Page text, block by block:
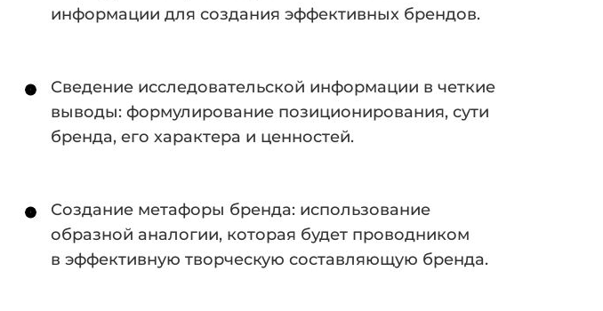
информации для создания эффективных брендов.
Сведение исследовательской информации в четкие
выводы: формулирование позиционирования, сути
бренда, его характера и ценностей.
Создание метафоры бренда: использование
образной аналогии, которая будет проводником
в эффективную творческую составляющую бренда.